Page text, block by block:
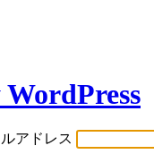
アドレス